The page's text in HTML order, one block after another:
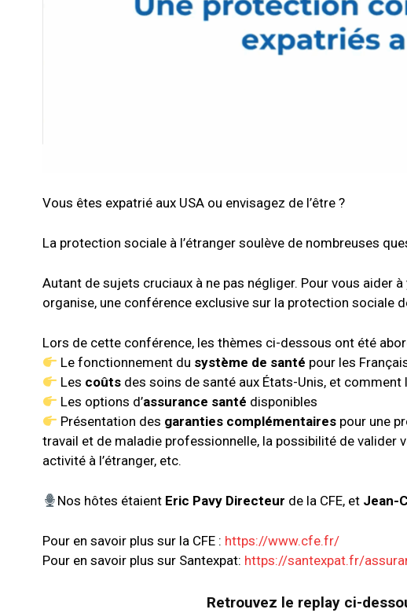
Vous êtes expatrié aux USA ou envisagez de l’être ?
La protection sociale à l’étranger soulève de nombreuses
Autant de sujets cruciaux à ne pas négliger. Pour vous aider à
organise, une conférence exclusive sur la protection sociale
Lors de cette conférence, les thèmes ci-dessous ont été
Le fonctionnement du système de santé pour les
Les coûts des soins de santé aux États-Unis, et
Les options d’assurance santé disponibles
Présentation des garanties complémentaires pour une
travail et de maladie professionnelle, la possibilité de
activité à l’étranger, etc.
Nos hôtes étaient Eric Pavy Directeur de la CFE, et Jean-
Pour en savoir plus sur la CFE : https://www.cfe.fr/
Pour en savoir plus sur Santexpat: https://santexpat.fr/
Retrouvez le replay ci-